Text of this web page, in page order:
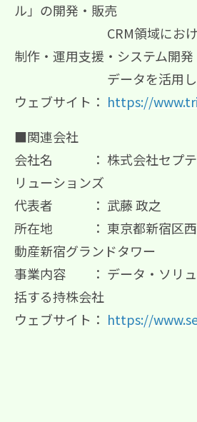
ル」の開発・販売
CRM領域における
制作・運用支援・システム開発
データを活用した
ウェブサイト： https://
■関連会社
会社名 ： 株式会社セプテ
リューションズ
代表者 ： 武藤 政之
所在地 ： 東京都新宿区西
動産新宿グランドタワー
事業内容 ： データ・ソリュ
括する持株会社
ウェブサイト： https://